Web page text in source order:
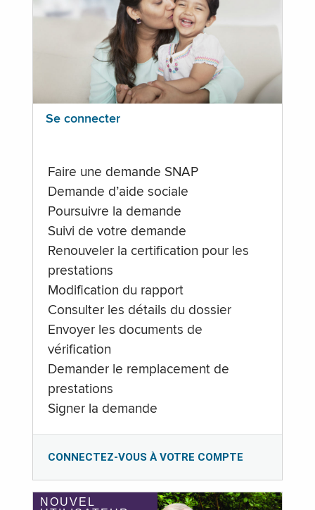
Se connecter
Faire une demande SNAP
Demande d’aide sociale
Poursuivre la demande
Suivi de votre demande
Renouveler la certification pour les
prestations
Modification du rapport
Consulter les détails du dossier
Envoyer les documents de
vérification
Demander le remplacement de
prestations
Signer la demande
CONNECTEZ-VOUS À VOTRE COMPTE
NOUVEL